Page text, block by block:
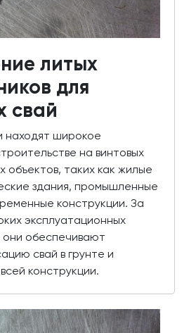
литых
для
свай
находят широкое
на винтовых
объектов, таких как жилые
здания, промышленные
конструкции. За
эксплуатационных
они обеспечивают
свай в грунте и
конструкции.